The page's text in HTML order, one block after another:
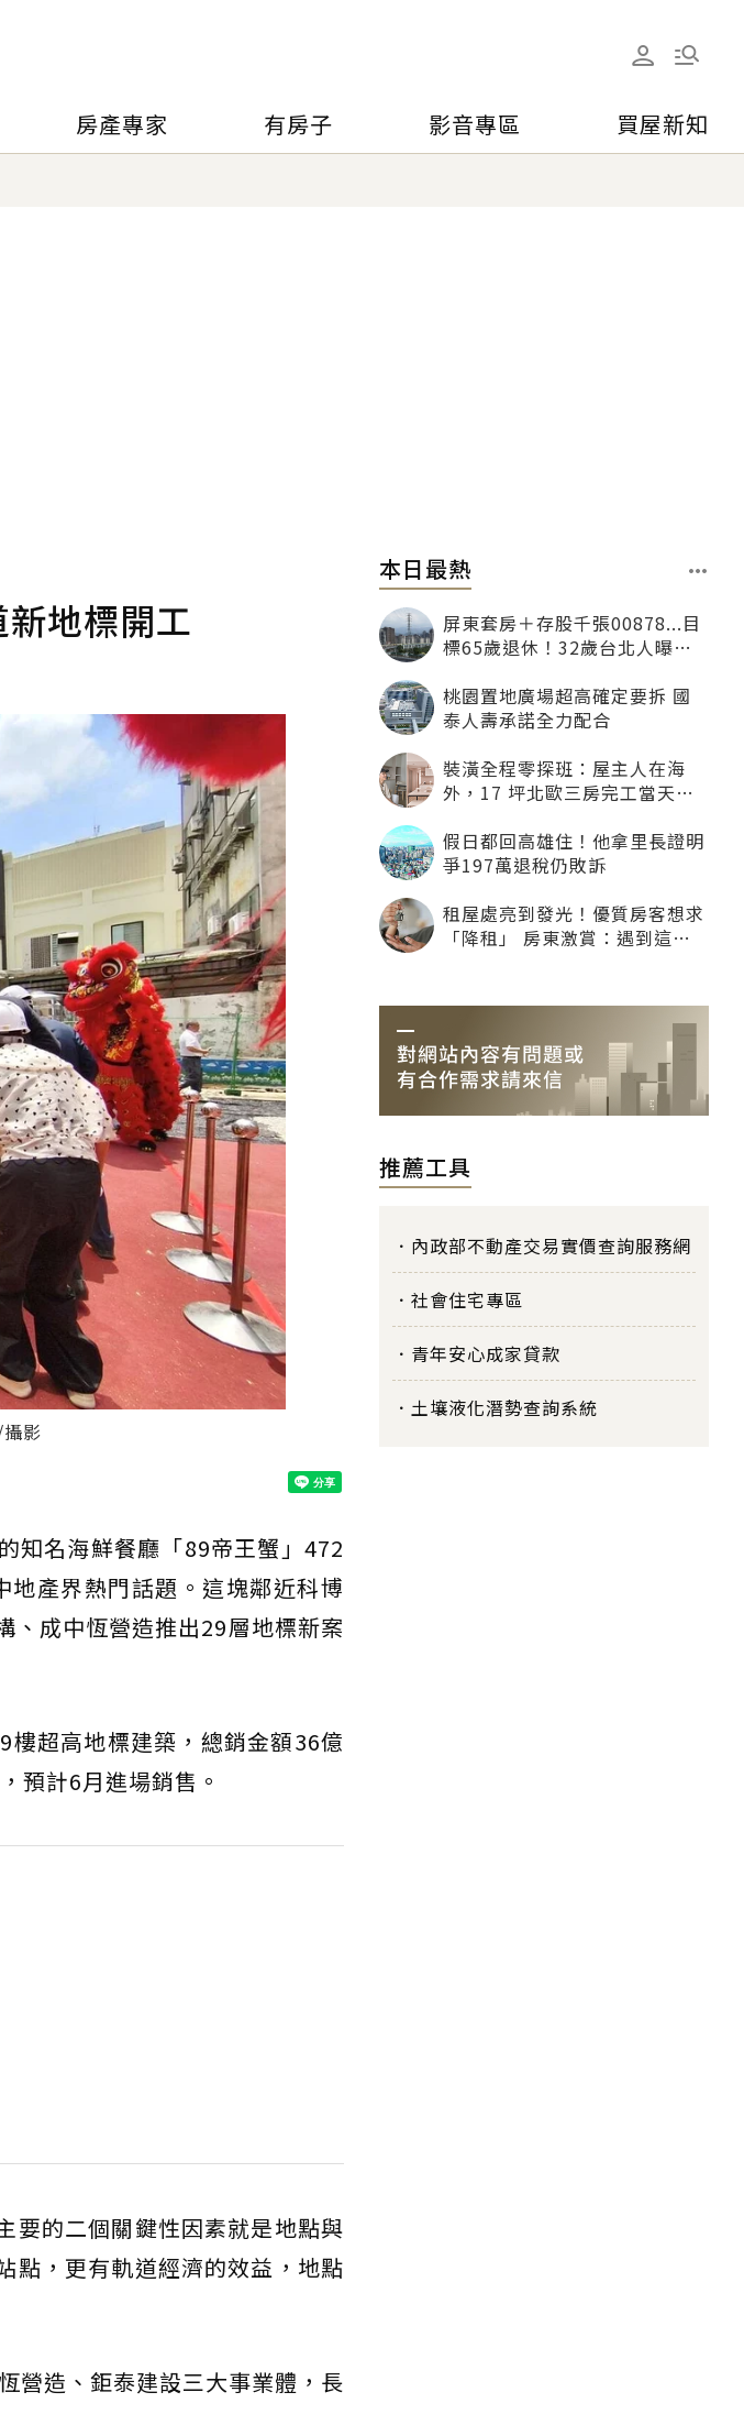
房產專家 有房子 影音專區 買屋新知
地標開工
影
知名海鮮餐廳「89帝王蟹」472
產界熱門話題。這塊鄰近科博
、成中恆營造推出29層地標新案
樓超高地標建築，總銷金額36億
預計6月進場銷售。
要的二個關鍵性因素就是地點與
點，更有軌道經濟的效益，地點
營造、鉅泰建設三大事業體，長
本日最熱
屏東套房＋存股千張00878...目
標65歲退休！32歲台北人曝：
桃園置地廣場超高確定要拆 國
泰人壽承諾全力配合
裝潢全程零探班：屋主人在海
外，17 坪北歐三房完工當天才
假日都回高雄住！他拿里長證明
爭197萬退稅仍敗訴
租屋處亮到發光！優質房客想求
「降租」 房東激賞：遇到這種
推薦工具
內政部不動產交易實價查詢服務網
社會住宅專區
青年安心成家貸款
土壤液化潛勢查詢系統